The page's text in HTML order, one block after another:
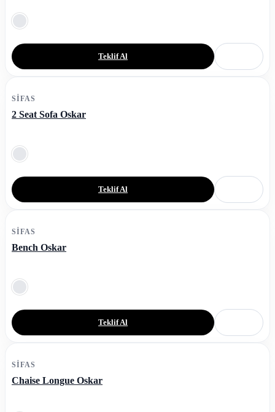
Teklif Al
SIFAS
2 Seat Sofa Oskar
Teklif Al
SIFAS
Bench Oskar
Teklif Al
SIFAS
Chaise Longue Oskar